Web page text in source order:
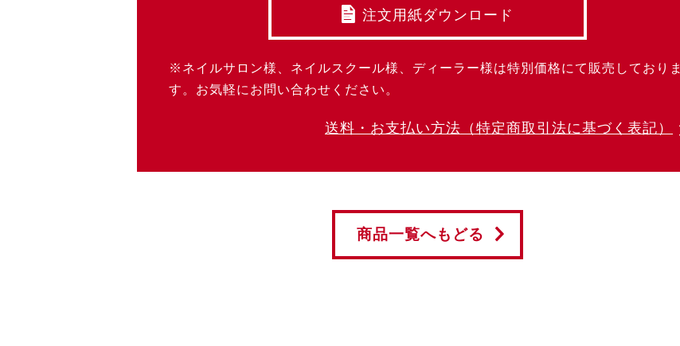
注文用紙ダウンロード
※ネイルサロン様、ネイルスクール様、ディーラー様は特別価格にて販売しておりま
す。お気軽にお問い合わせください。
送料・お支払い方法 （特定商取引法に基づく表記）
商品一覧へもどる